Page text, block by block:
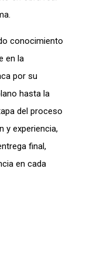
conocimiento
en la
por su
hasta la
del proceso
y experiencia,
final,
en cada